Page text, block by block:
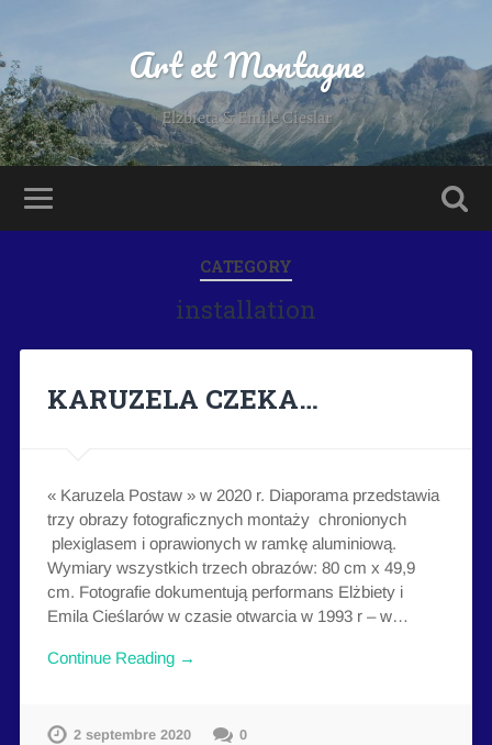
Art et Montagne
Elzbieta & Emile Cieslar
CATEGORY
installation
KARUZELA CZEKA…
« Karuzela Postaw » w 2020 r. Diaporama przedstawia
trzy obrazy fotograficznych montaży chronionych
plexiglasem i oprawionych w ramkę aluminiową.
Wymiary wszystkich trzech obrazów: 80 cm x 49,9
cm. Fotografie dokumentują performans Elżbiety i
Emila Cieślarów w czasie otwarcia w 1993 r – w…
Continue Reading →
2 septembre 2020 0